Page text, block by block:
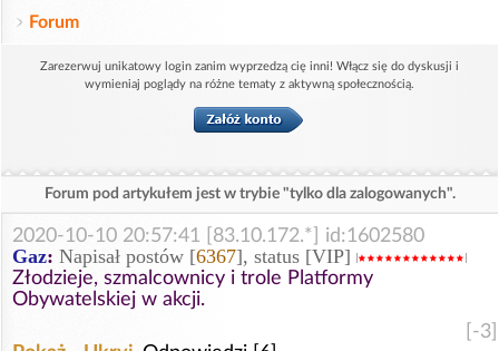
Forum
Zarezerwuj unikatowy login zanim wyprzedzą cię inni! Włącz się do dyskusji i
wymieniaj poglądy na różne tematy z aktywną społecznością.
Forum pod artykułem jest w trybie "tylko dla zalogowanych".
2020-10-10 20:57:41 [83.10.172.*] id:1602580
Gaz: Napisał postów [6367], status [VIP]
Złodzieje, szmalcownicy i trole Platformy
Obywatelskiej w akcji.
[-3]